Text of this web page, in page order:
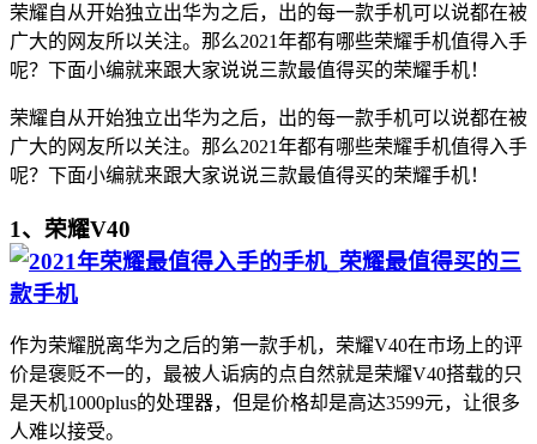
荣耀自从开始独立出华为之后，出的每一款手机可以说都在被
广大的网友所以关注。那么2021年都有哪些荣耀手机值得入手
呢？下面小编就来跟大家说说三款最值得买的荣耀手机！
荣耀自从开始独立出华为之后，出的每一款手机可以说都在被
广大的网友所以关注。那么2021年都有哪些荣耀手机值得入手
呢？下面小编就来跟大家说说三款最值得买的荣耀手机！
1、荣耀V40
作为荣耀脱离华为之后的第一款手机，荣耀V40在市场上的评
价是褒贬不一的，最被人诟病的点自然就是荣耀V40搭载的只
是天机1000plus的处理器，但是价格却是高达3599元，让很多
人难以接受。